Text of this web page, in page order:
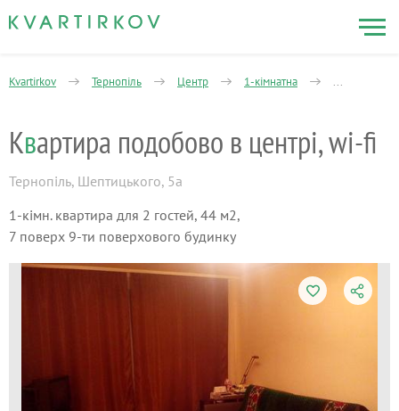
Kvartirkov Тернопіль Центр 1-кімнатна
Квартира подобово в центрі, wi-fi
Тернопіль, Шептицького, 5а
1-кімн. квартира для 2 гостей, 44 м2,
7 поверх 9-ти поверхового будинку